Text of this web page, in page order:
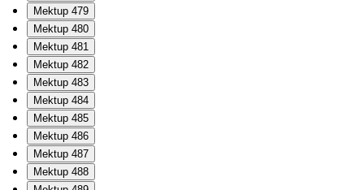
Mektup 479
Mektup 480
Mektup 481
Mektup 482
Mektup 483
Mektup 484
Mektup 485
Mektup 486
Mektup 487
Mektup 488